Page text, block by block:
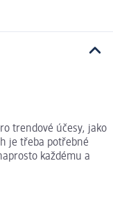
trendové účesy, jako
je třeba potřebné
každému a